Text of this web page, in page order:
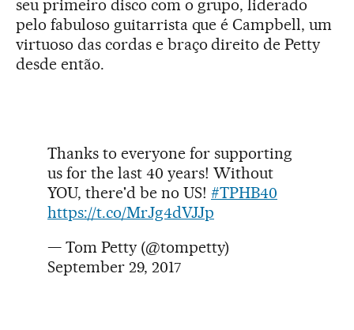
seu primeiro disco com o grupo, liderado
pelo fabuloso guitarrista que é Campbell, um
virtuoso das cordas e braço direito de Petty
desde então.
Thanks to everyone for supporting
us for the last 40 years! Without
YOU, there'd be no US! #TPHB40
https://t.co/MrJg4dVJJp
— Tom Petty (@tompetty)
September 29, 2017